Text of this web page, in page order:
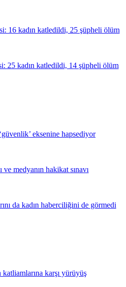
16 kadın katledildi, 25 şüpheli ölüm
25 kadın katledildi, 14 şüpheli ölüm
eksenine hapsediyor
medyanın hakikat sınavı
da kadın haberciliğini de görmedi
karşı yürüyüş